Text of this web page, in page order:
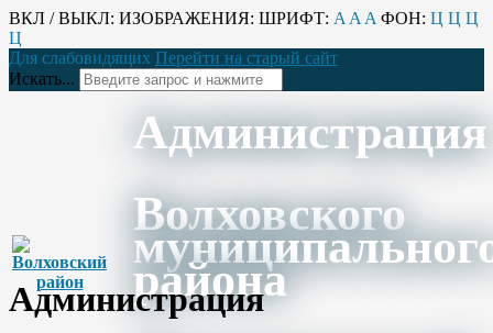
ВКЛ / ВЫКЛ: ИЗОБРАЖЕНИЯ: ШРИФТ: A A A ФОН: Ц Ц Ц
Ц
Для слабовидящих Перейти на старый сайт
Искать...
Администрация
Волховского
района
Администрация